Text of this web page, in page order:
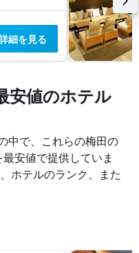
細を見る
安値のホテル
中で、これらの梅田​の
安値で提供していま
ホテルのランク、また